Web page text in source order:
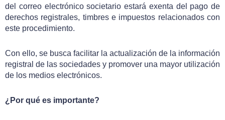
del correo electrónico societario estará exenta del pago de
derechos registrales, timbres e impuestos relacionados con
este procedimiento.
Con ello, se busca facilitar la actualización de la información
registral de las sociedades y promover una mayor utilización
de los medios electrónicos.
¿Por qué es importante?